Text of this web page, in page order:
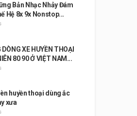
Bản Nhạc Nhảy Đám
Hệ 8x 9x Nonstop...
DÒNG XE HUYỀN THOẠI
80 90 Ở VIỆT NAM...
huyền thoại dùng ắc
xưa